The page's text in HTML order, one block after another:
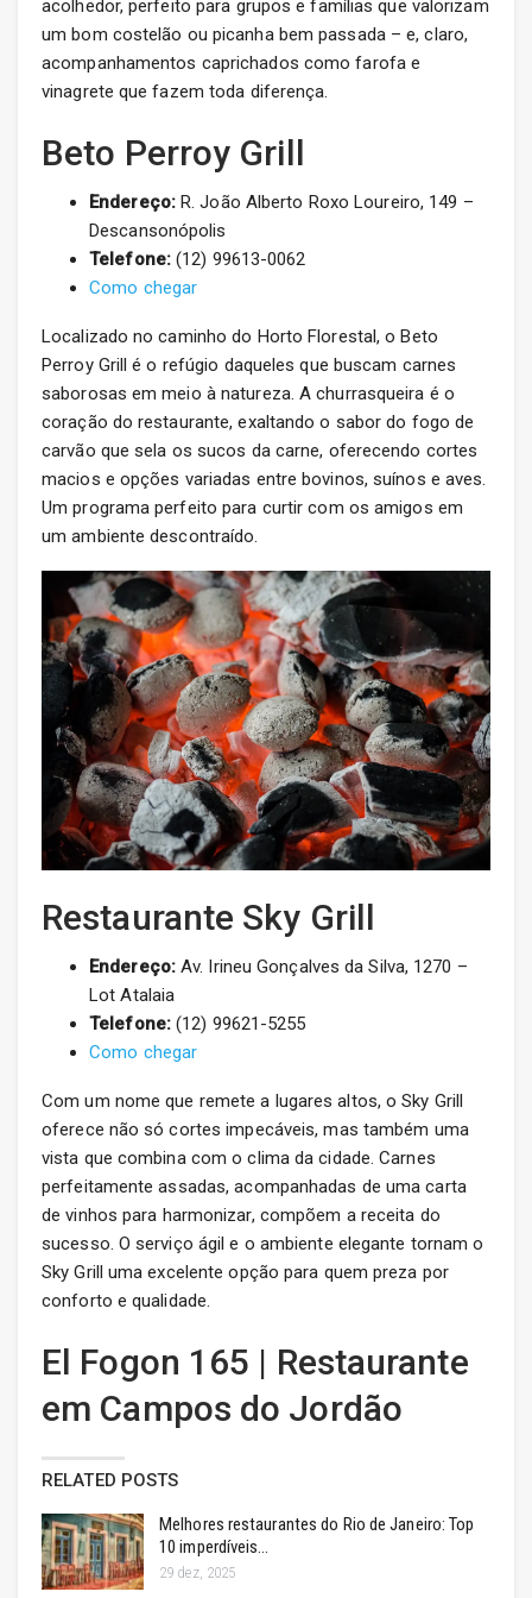
acolhedor, perfeito para grupos e famílias que valorizam
um bom costelão ou picanha bem passada – e, claro,
acompanhamentos caprichados como farofa e
vinagrete que fazem toda diferença.
Beto Perroy Grill
Endereço:R. João Alberto Roxo Loureiro, 149 –
Descansonópolis
Telefone:(12) 99613-0062
Como chegar
Localizado no caminho do Horto Florestal, o Beto
Perroy Grill é o refúgio daqueles que buscam carnes
saborosas em meio à natureza. A churrasqueira é o
coração do restaurante, exaltando o sabor do fogo de
carvão que sela os sucos da carne, oferecendo cortes
macios e opções variadas entre bovinos, suínos e aves.
Um programa perfeito para curtir com os amigos em
um ambiente descontraído.
Restaurante Sky Grill
Endereço:Av. Irineu Gonçalves da Silva, 1270 –
Lot Atalaia
Telefone:(12) 99621-5255
Como chegar
Com um nome que remete a lugares altos, o Sky Grill
oferece não só cortes impecáveis, mas também uma
vista que combina com o clima da cidade. Carnes
perfeitamente assadas, acompanhadas de uma carta
de vinhos para harmonizar, compõem a receita do
sucesso. O serviço ágil e o ambiente elegante tornam o
Sky Grill uma excelente opção para quem preza por
conforto e qualidade.
El Fogon 165 | Restaurante
em Campos do Jordão
RELATED POSTS
Melhores restaurantes do Rio de Janeiro: Top
10 imperdíveis…
29 dez, 2025